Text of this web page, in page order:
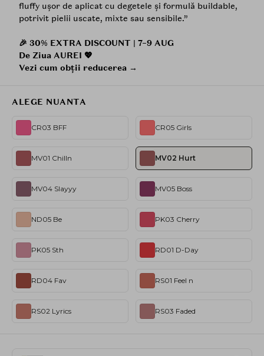
fluffy ușor de aplicat cu degetele și formulă buildable,
potrivit pielii uscate, mixte sau sensibile.”
🎉 30% EXTRA DISCOUNT | 7–9 AUG
De Ziua AUREI 💖
Vezi cum obții reducerea →
ALEGE NUANTA
CR03 BFF CR05 Girls
MV01 Chilln MV02 Hurt
MV04 Slayyy MV05 Boss
ND05 Be PK03 Cherry
PK05 Sth RD01 D-Day
RD04 Fav RS01 Feel n
RS02 Lyrics RS03 Faded